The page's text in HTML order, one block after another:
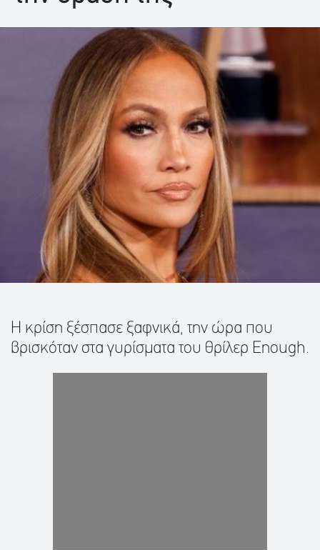
Η κρίση ξέσπασε ξαφνικά, την ώρα που
βρισκόταν στα γυρίσματα του θρίλερ Enough.